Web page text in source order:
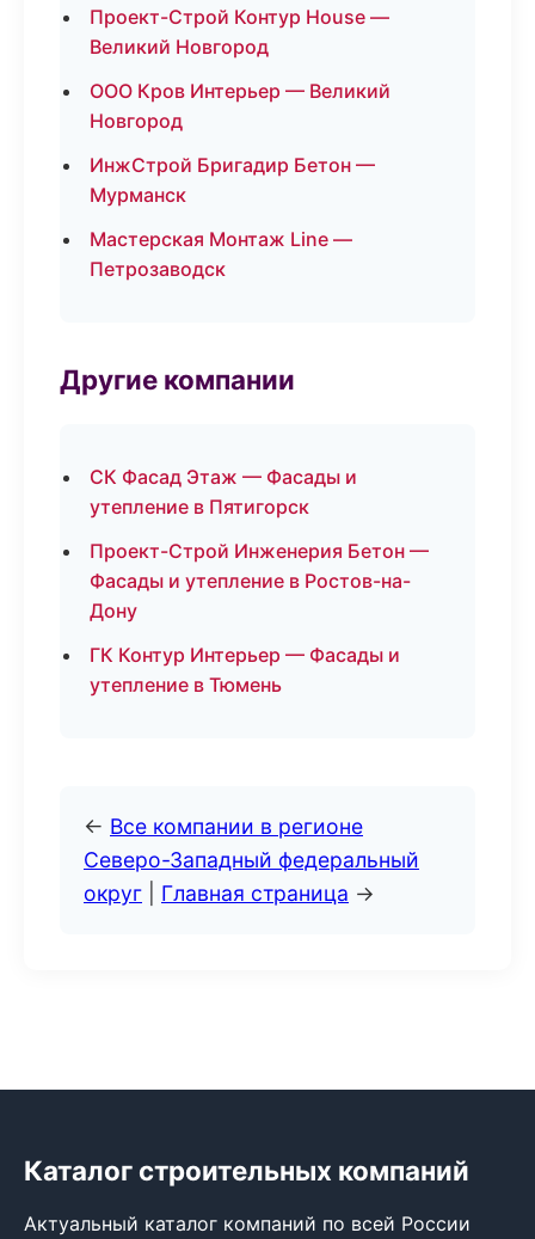
Проект-Строй Контур House —
Великий Новгород
ООО Кров Интерьер — Великий
Новгород
ИнжСтрой Бригадир Бетон —
Мурманск
Мастерская Монтаж Line —
Петрозаводск
Другие компании
СК Фасад Этаж — Фасады и
утепление в Пятигорск
Проект-Строй Инженерия Бетон —
Фасады и утепление в Ростов-на-
Дону
ГК Контур Интерьер — Фасады и
утепление в Тюмень
← Все компании в регионе
Северо-Западный федеральный
округ
Главная страница →
Каталог строительных компаний
Актуальный каталог компаний по всей России